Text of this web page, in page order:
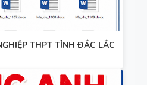
THPT TỈNH ĐẮC LẮC